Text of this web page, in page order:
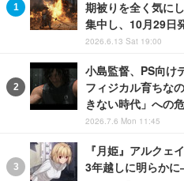
期被りを全く気に
集中し、10月29日
2026.6.13 Sat 19:00
小島監督、PS向け
フィジカル育ちな
きない時代」への
2026.7.6 Mon 11:45
『月姫』アルクェ
3年越しに明らか